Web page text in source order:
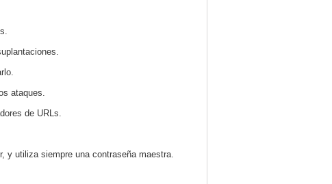
ataques.
de URLs.
y utiliza siempre una contraseña maestra.